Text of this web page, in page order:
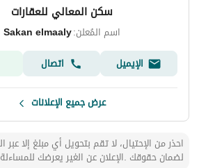
سكن المعالي للعقارات
اسم المُعلن:Sakan elmaaly
الإيميل
اتصال
عرض جميع الإعلانات
احذر من الإحتيال، لا تقم بتحويل أي مبلغ إلا عبر
لضمان حقوقك .الإعلان عن الغير يعرضك للمساءلة